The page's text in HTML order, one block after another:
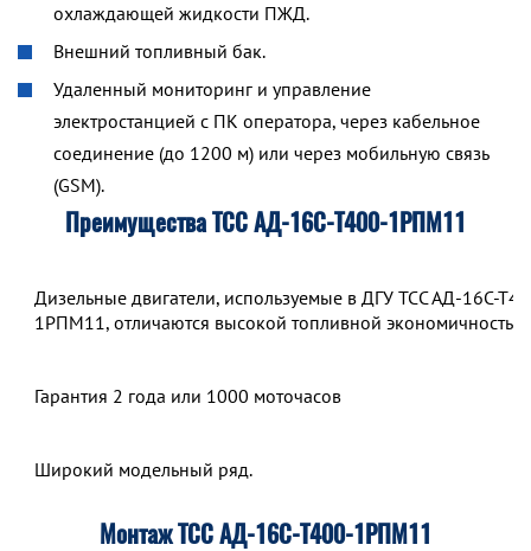
охлаждающей жидкости ПЖД.
Внешний топливный бак.
Удаленный мониторинг и управление
электростанцией с ПК оператора, через кабельное
соединение (до 1200 м) или через мобильную связь
(GSM).
Преимущества ТСС АД-16С-Т400-1РПМ11
Дизельные двигатели, используемые в ДГУ ТСС АД-16С-
1РПМ11, отличаются высокой топливной экономичностью.
Гарантия 2 года или 1000 моточасов
Широкий модельный ряд.
Монтаж ТСС АД-16С-Т400-1РПМ11